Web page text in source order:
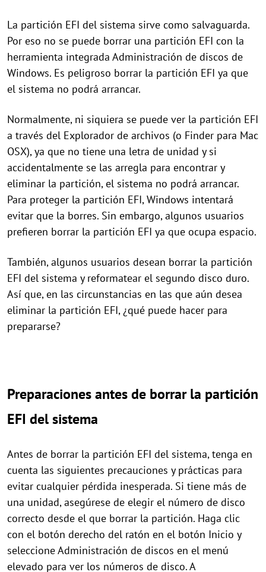
La partición EFI del sistema sirve como salvaguarda.
Por eso no se puede borrar una partición EFI con la
herramienta integrada Administración de discos de
Windows. Es peligroso borrar la partición EFI ya que
el sistema no podrá arrancar.
Normalmente, ni siquiera se puede ver la partición EFI
a través del Explorador de archivos (o Finder para Mac
OSX), ya que no tiene una letra de unidad y si
accidentalmente se las arregla para encontrar y
eliminar la partición, el sistema no podrá arrancar.
Para proteger la partición EFI, Windows intentará
evitar que la borres. Sin embargo, algunos usuarios
prefieren borrar la partición EFI ya que ocupa espacio.
También, algunos usuarios desean borrar la partición
EFI del sistema y reformatear el segundo disco duro.
Así que, en las circunstancias en las que aún desea
eliminar la partición EFI, ¿qué puede hacer para
prepararse?
Preparaciones antes de borrar la partición
EFI del sistema
Antes de borrar la partición EFI del sistema, tenga en
cuenta las siguientes precauciones y prácticas para
evitar cualquier pérdida inesperada. Si tiene más de
una unidad, asegúrese de elegir el número de disco
correcto desde el que borrar la partición. Haga clic
con el botón derecho del ratón en el botón Inicio y
seleccione Administración de discos en el menú
elevado para ver los números de disco. A